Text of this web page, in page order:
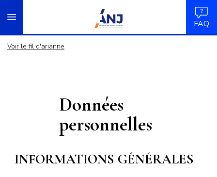
au
accueil
FAQ
Voir le fil d'arianne
Données
personnelles
INFORMATIONS GÉNÉRALES